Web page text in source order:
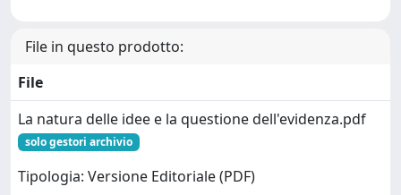
File in questo prodotto:
File
La natura delle idee e la questione dell'evidenza.pdf
solo gestori archivio
Tipologia: Versione Editoriale (PDF)